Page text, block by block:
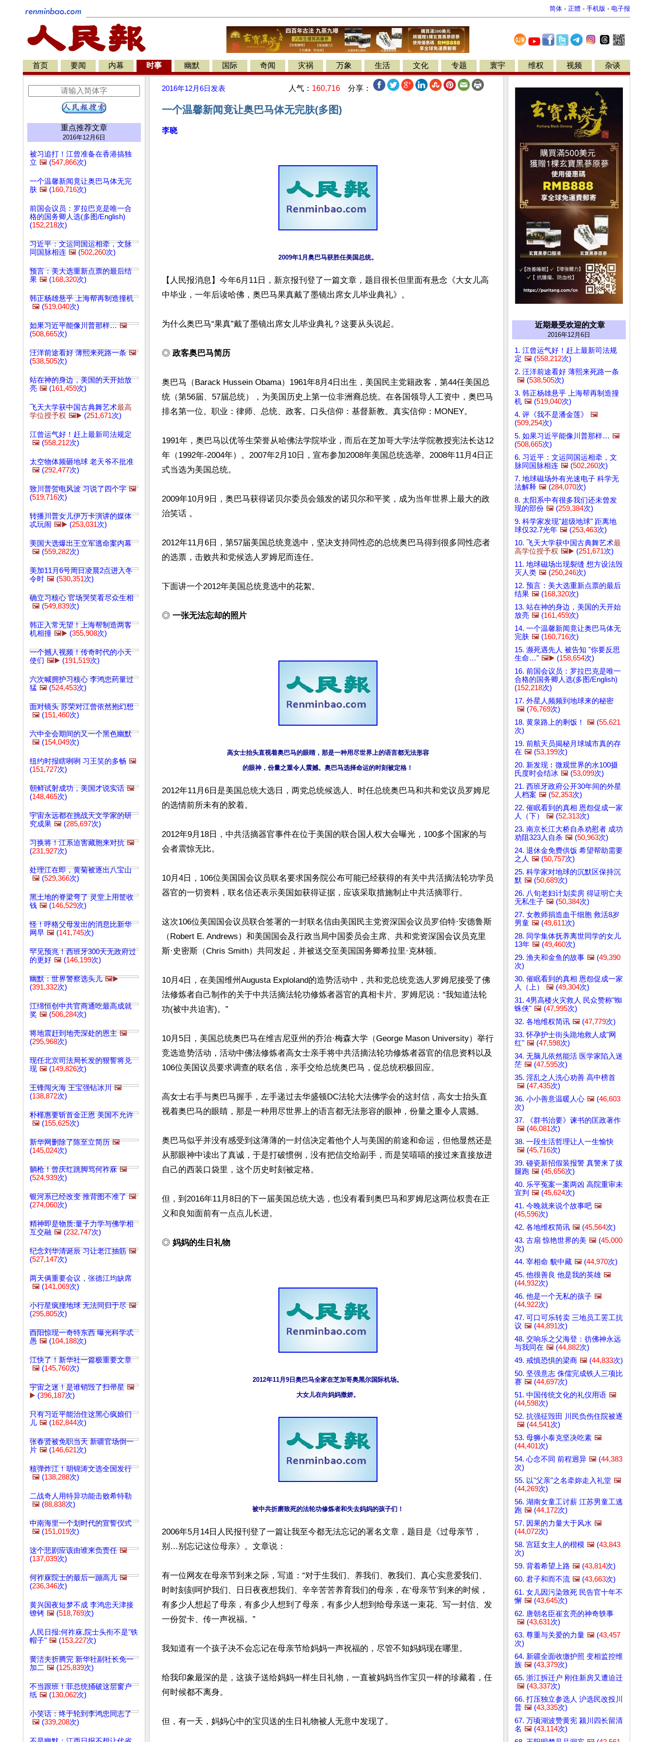
简体 - 正體 - 手机版 - 电子报
首页 要闻 内幕 时事 幽默 国际 奇闻 灾祸 万象 生活 文化 专题 寰宇 维权 视频 杂谈
重点推荐文章
2016年12月6日
被习追打！江曾准备在香港搞独
立 🖼️ (547,866次)
一个温馨新闻竟让奥巴马体无完
肤 🖼️ (160,716次)
前国会议员：罗拉巴克是唯一合
格的国务卿人选(多图/English)
(152,218次)
习近平：文运同国运相牵，文脉
同国脉相连 🖼️ (502,260次)
预言：美大选重新点票的最后结
果 🖼️ (168,320次)
韩正杨雄悬乎 上海帮再制造撞机
🖼️ (519,040次)
如果习近平能像川普那样… 🖼️
(508,665次)
汪洋前途看好 薄熙来死路一条 🖼️
(538,505次)
站在神的身边，美国的天开始放
亮 🖼️ (161,459次)
飞天大学获中国古典舞艺术最高
学位授予权 🖼️▶️ (251,671次)
江曾运气好！赶上最新司法规定
🖼️ (558,212次)
太空物体频砸地球 老天爷不批准
🖼️ (292,477次)
致川普贺电风波 习说了四个字 🖼️
(519,716次)
转播川普女儿伊万卡演讲的媒体
忒玩闹 🖼️▶️ (253,031次)
美国大选爆出王立军逃命案内幕
🖼️ (559,282次)
美加11月6号周日凌晨2点进入冬
令时 🖼️ (530,351次)
确立习核心 官场哭笑看尽众生相
🖼️ (549,839次)
韩正入常无望！上海帮制造两客
机相撞 🖼️▶️ (355,908次)
一个撼人视频！传奇时代的小天
使们 🖼️▶️ (191,519次)
六次喊拥护习核心 李鸿忠药量过
猛 🖼️ (524,453次)
面对镜头 苏荣对江曾依然抱幻想
🖼️ (151,460次)
六中全会期间的又一个黑色幽默
🖼️ (154,049次)
纽约时报瞎咧咧 习王笑的多畅 🖼️
(151,727次)
朝鲜试射成功，美国才说实话 🖼️
(148,465次)
宇宙永远都在挑战天文学家的研
究成果 🖼️ (285,697次)
习换将！江系迫害藏胞来对抗 🖼️
(231,927次)
处理江在即，黄菊被逐出八宝山
🖼️ (529,366次)
黑土地的脊梁弯了 灵堂上用筐收
钱 🖼️ (146,529次)
怪！呼格父母发出的消息比新华
网早 🖼️ (141,745次)
罕见预兆！西班牙300天无政府过
的更好 🖼️ (146,199次)
幽默：世界警察选头儿 🖼️▶️
(391,332次)
江绵恒创中共官商通吃最高成就
奖 🖼️ (506,284次)
将地震赶到地壳深处的恩主 🖼️
(295,968次)
现任北京司法局长发的狠誓将兑
现 🖼️ (149,826次)
王锋闯火海 王宝强钻冰川 🖼️
(138,872次)
朴槿惠要斩首金正恩 美国不允许
🖼️ (155,625次)
新华网删除了陈至立简历 🖼️
(145,024次)
躺枪！曾庆红跳脚骂何祚庥 🖼️
(524,939次)
银河系已经改变 推背图不准了 🖼️
(274,060次)
精神即是物质:量子力学与佛学相
互交融 🖼️ (232,747次)
纪念刘华清诞辰 习让老江抽筋 🖼️
(527,147次)
两天俩重要会议，张德江均缺席
🖼️ (141,069次)
小行星疯撞地球 无法同归于尽 🖼️
(295,805次)
酉阳惊现一奇特东西 曝光科学忒
愚 🖼️ (104,188次)
江快了！新华社一篇极重要文章
🖼️ (145,760次)
宇宙之迷！是谁销毁了扫帚星 🖼️
▶️ (396,187次)
只有习近平能治住这黑心疯娘们
儿 🖼️ (162,844次)
张春贤被免职当天 新疆官场倒一
片 🖼️ (146,621次)
核弹炸江！胡锦涛文选全国发行
🖼️ (138,288次)
二战奇人用特异功能击败希特勒
🖼️ (88,838次)
中南海里一个划时代的宣誓仪式
🖼️ (151,019次)
这个悲剧应该由谁来负责任 🖼️
(137,039次)
何祚庥院士的最后一蹦高儿 🖼️
(236,346次)
黄兴国夜短梦不成 李鸿忠天津接
镣铐 🖼️ (518,769次)
人民日报:何祚庥,院士头衔不是"铁
帽子" 🖼️ (153,227次)
黄洁夫折腾完 新华社副社长免一
加二 🖼️ (125,839次)
不当跟班！菲总统捅破这层窗户
纸 🖼️ (130,062次)
小笑话：终于轮到李鸿忠同志了
🖼️ (339,208次)
2016年12月6日 发表 人气： 160,716 分享：
一个温馨新闻竟让奥巴马体无完肤(多图)
李晓
2009年1月奥巴马获胜任美国总统。
【人民报消息】今年6月11日，新京报刊登了一篇文章，题目很长但里面有悬念《大女儿高
中毕业，一年后读哈佛，奥巴马果真戴了墨镜出席女儿毕业典礼》。
为什么奥巴马“果真”戴了墨镜出席女儿毕业典礼？这要从头说起。
◎ 政客奥巴马简历
奥巴马（Barack Hussein Obama）1961年8月4日出生，美国民主党籍政客，第44任美国总
统（第56届、57届总统），为美国历史上第一位非洲裔总统。在各国领导人工资中，奥巴马
排名第一位。职业：律师、总统、政客。口头信仰：基督新教。真实信仰：MONEY。
1991年，奥巴马以优等生荣誉从哈佛法学院毕业，而后在芝加哥大学法学院教授宪法长达12
年（1992年-2004年）。2007年2月10日，宣布参加2008年美国总统选举。2008年11月4日正
式当选为美国总统。
2009年10月9日，奥巴马获得诺贝尔委员会颁发的诺贝尔和平奖，成为当年世界上最大的政
治笑话 。
2012年11月6日，第57届美国总统竟选中，坚决支持同性恋的总统奥巴马得到很多同性恋者
的选票，击败共和党候选人罗姆尼而连任。
下面讲一个2012年美国总统竟选中的花絮。
◎ 一张无法忘却的照片
高女士抬头直视着奥巴马的眼睛，那是一种用尽世界上的语言都无法形容
的眼神，份量之重令人震撼。奥巴马选择命运的时刻被定格！
2012年11月6日是美国总统大选日，两党总统候选人、时任总统奥巴马和共和党议员罗姆尼
的选情前所未有的胶着。
2012年9月18日，中共活摘器官事件在位于美国的联合国人权大会曝光，100多个国家的与
会者震惊无比。
10月4日，106位美国国会议员联名要求国务院公布可能已经获得的有关中共活摘法轮功学员
器官的一切资料，联名信还表示美国如获得证据，应该采取措施制止中共活摘罪行。
这次106位美国国会议员联合签署的一封联名信由美国民主党资深国会议员罗伯特·安德鲁斯
（Robert E. Andrews）和美国国会及行政当局中国委员会主席、共和党资深国会议员克里
斯·史密斯（Chris Smith）共同发起，并被送交至美国国务卿希拉里·克林顿。
10月4日，在美国维州Augusta Exploland的造势活动中，共和党总统竞选人罗姆尼接受了佛
法修炼者自己制作的关于中共活摘法轮功修炼者器官的真相卡片。罗姆尼说：“我知道法轮
功(被中共迫害)。”
10月5日，美国总统奥巴马在维吉尼亚州的乔治·梅森大学（George Mason University）举行
竞选造势活动，活动中佛法修炼者高女士亲手将中共活摘法轮功修炼者器官的信息资料以及
106位美国议员要求调查的联名信，亲手交给总统奥巴马，促总统积极回应。
高女士右手与奥巴马握手，左手递过去华盛顿DC法轮大法佛学会的这封信，高女士抬头直
视着奥巴马的眼睛，那是一种用尽世界上的语言都无法形容的眼神，份量之重令人震撼。
奥巴马似乎并没有感受到这薄薄的一封信决定着他个人与美国的前途和命运，但他显然还是
从那眼神中读出了真诚，于是打破惯例，没有把信交给副手，而是笑嘻嘻的接过来直接放进
自己的西装口袋里，这个历史时刻被定格。
但，到2016年11月8日的下一届美国总统大选，也没有看到奥巴马和罗姆尼这两位权贵在正
义和良知面前有一点点儿长进。
◎ 妈妈的生日礼物
2012年11月9日奥巴马全家在芝加哥奥黑尔国际机场。
大女儿在向妈妈撒娇。
被中共折磨致死的法轮功修炼者和失去妈妈的孩子们！
2006年5月14日人民报刊登了一篇让我至今都无法忘记的署名文章，题目是《过母亲节，
别…别忘记这位母亲》。文章说：
有一位网友在母亲节到来之际，写道：“对于生我们、养我们、教我们、真心实意爱我们、
时时刻刻呵护我们、日日夜夜想我们、辛辛苦苦养育我们的母亲，在‘母亲节’到来的时候，
有多少人想起了母亲，有多少人想到了母亲，有多少人想到给母亲送一束花、写一封信、发
一份贺卡、传一声祝福。”
我知道有一个孩子决不会忘记在母亲节给妈妈一声祝福的，尽管不知妈妈现在哪里。
给我印象最深的是，这孩子送给妈妈一样生日礼物，一直被妈妈当作宝贝一样的珍藏着，任
何时候都不离身。
但，有一天，妈妈心中的宝贝送的生日礼物被人无意中发现了。
近期最受欢迎的文章
2016年12月6日
1. 江曾运气好！赶上最新司法规
定 🖼️ (558,212次)
2. 汪洋前途看好 薄熙来死路一条
🖼️ (538,505次)
3. 韩正杨雄悬乎 上海帮再制造撞
机 🖼️ (519,040次)
4. 评《我不是潘金莲》
🖼️
(509,254次)
5. 如果习近平能像川普那样… 🖼️
(508,665次)
6. 习近平：文运同国运相牵，文
脉同国脉相连 🖼️ (502,260次)
7. 地球磁场外有光速电子 科学无
法解释 🖼️ (284,070次)
8. 太阳系中有很多我们还未曾发
现的部份 🖼️ (259,384次)
9. 科学家发现"超级地球" 距离地
球仅32.7光年 🖼️ (253,463次)
10. 飞天大学获中国古典舞艺术最
高学位授予权 🖼️▶️ (251,671次)
11. 地球磁场出现裂缝 想方设法毁
灭人类 🖼️ (250,246次)
12. 预言：美大选重新点票的最后
结果 🖼️ (168,320次)
13. 站在神的身边，美国的天开始
放亮 🖼️ (161,459次)
14. 一个温馨新闻竟让奥巴马体无
完肤 🖼️ (160,716次)
15. 濒死遇先人 被告知 "你要反思
生命…" 🖼️▶️ (158,654次)
16. 前国会议员：罗拉巴克是唯一
合格的国务卿人选(多图/English)
(152,218次)
17. 外星人频频到地球来的秘密
🖼️ (76,769次)
18. 黄泉路上的剩饭！
🖼️ (55,621
次)
19. 前航天员揭秘月球城市真的存
在 🖼️ (53,199次)
20. 新发现︰微观世界的水100摄
氏度时会结冰 🖼️ (53,099次)
21. 西班牙政府公开30年间的外星
人档案 🖼️ (52,353次)
22. 催眠看到的真相 恩怨促成一家
人（下）
🖼️ (52,313次)
23. 南京长江大桥自杀劝慰者 成功
劝阻323人自杀 🖼️ (50,963次)
24. 退休金免费供饭 希望帮助需要
之人 🖼️ (50,757次)
25. 科学家对地球的沉默区保持沉
默 🖼️ (50,689次)
26. 八旬老妇计划卖房 得证明亡夫
无私生子 🖼️ (50,384次)
27. 女教师捐造血干细胞 救活8岁
男童 🖼️ (49,611次)
28. 同学集体抚养离世同学的女儿
13年 🖼️ (49,460次)
29. 渔夫和金鱼的故事 🖼️ (49,390
次)
30. 催眠看到的真相 恩怨促成一家
人（上）
🖼️ (49,304次)
31. 4男高楼火灾救人 民众赞称"蜘
蛛侠" 🖼️ (47,995次)
32. 各地维权简讯 🖼️ (47,779次)
33. 怀孕护士街头跪地救人成"网
红" 🖼️ (47,598次)
34. 无脑儿依然能活 医学家陷入迷
茫 🖼️ (47,595次)
35. 淫乱之人洗心劝善 高中榜首
🖼️ (47,435次)
36. 小小善意温暖人心 🖼️ (46,603
次)
37. 《群书治要》谏书的匡政著作
🖼️ (46,081次)
38. 一段生活哲理让人一生愉快
🖼️ (45,716次)
39. 碰瓷新招假装报警 真警来了拔
腿跑 🖼️ (45,656次)
40. 乐平冤案一案两凶 高院重审未
宣判 🖼️ (45,624次)
41. 今晚就来说个故事吧 🖼️
(45,596次)
42. 各地维权简讯 🖼️ (45,564次)
43. 古扇 惊艳世界的美 🖼️ (45,000
次)
44. 宰相命 貌中藏 🖼️ (44,970次)
45. 他很善良 他是我的英雄 🖼️
(44,932次)
46. 他是一个无私的孩子 🖼️
(44,922次)
47. 可口可乐转卖 三地员工罢工抗
议 🖼️ (44,891次)
48. 交响乐之父海登：彷佛神永远
与我同在 🖼️ (44,882次)
49. 戒慎恐惧的梁商 🖼️ (44,833次)
50. 坚强意志 侏儒完成铁人三项比
赛 🖼️ (44,697次)
51. 中国传统文化的礼仪用语 🖼️
(44,598次)
52. 抗强征毁田 川民负伤住院被逐
🖼️ (44,541次)
53. 母狮小泰克坚决吃素 🖼️
(44,401次)
54. 心念不同 前程迥异 🖼️ (44,383
次)
55. 以"父亲"之名牵妳走入礼堂 🖼️
(44,269次)
56. 湖南女童工讨薪 江苏男童工逃
跑 🖼️ (44,172次)
57. 因果的力量大于风水 🖼️
(44,072次)
58. 宫廷女主人的楷模 🖼️ (43,843
次)
59. 背着希望上路 🖼️ (43,814次)
60. 君子和而不流 🖼️ (43,663次)
61. 女儿因污染致死 民告官十年不
懈 🖼️ (43,645次)
62. 唐朝名臣崔玄亮的神奇轶事
🖼️ (43,631次)
63. 尊重与关爱的力量 🖼️ (43,457
次)
64. 新疆全面收缴护照 变相监控维
族 🖼️ (43,379次)
65. 浙江拆迁户 刚住新房又遭迫迁
🖼️ (43,337次)
66. 打压独立参选人 沪选民改投川
普 🖼️ (43,335次)
67. 万顷湖波赞黄宪 颍川四长留清
名 🖼️ (43,114次)